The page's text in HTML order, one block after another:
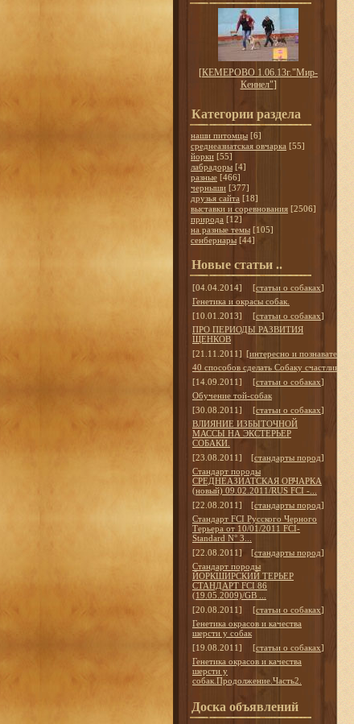
[КЕМЕРОВО 1.06.13г."Мир-
Кеннел"]
Категории раздела
наши питомцы [6]
среднеазиатская овчарка [55]
йорки [55]
лабрадоры [4]
разные [466]
черныши [377]
друзья сайта [18]
выставки и соревнования [2506]
природа [12]
на разные темы [105]
сенбернары [44]
Новые статьи ..
[04.04.2014] [статьи о собаках]
Генетика и окрасы собак.
[10.01.2013]
[статьи о собаках]
ПРО ПЕРИОДЫ РАЗВИТИЯ
ЩЕНКОВ
[21.11.2011] [интересно и познавательно
40 способов сделать Собаку счастливой
[14.09.2011]
[статьи о собаках]
Обучение той-собак
[30.08.2011]
[статьи о собаках]
ВЛИЯНИЕ ИЗБЫТОЧНОЙ
МАССЫ НА ЭКСТЕРЬЕР
СОБАКИ.
[23.08.2011]
[стандарты пород]
Стандарт породы
СРЕДНЕАЗИАТСКАЯ ОВЧАРКА
(новый) 09.02.2011/RUS FCI -...
[22.08.2011]
[стандарты пород]
Стандарт FCI Русского Черного
Терьера от 10/01/2011 FCI-
Standard N° 3...
[22.08.2011]
[стандарты пород]
Стандарт породы
ЙОРКШИРСКИЙ ТЕРЬЕР
СТАНДАРТ FCI 86
(19.05.2009)/GB ...
[20.08.2011]
[статьи о собаках]
Генетика окрасов и качества
шерсти у собак
[19.08.2011]
[статьи о собаках]
Генетика окрасов и качества
шерсти у
собак.Продолжение.Часть2.
Доска объявлений